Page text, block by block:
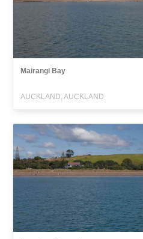
Mairangi Bay
AUCKLAND, AUCKLAND